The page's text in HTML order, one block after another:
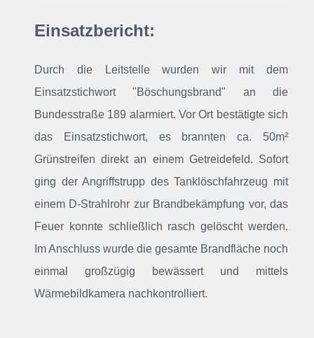
Einsatzbericht:
Durch die Leitstelle wurden wir mit dem
Einsatzstichwort "Böschungsbrand" an die
Bundesstraße 189 alarmiert. Vor Ort bestätigte sich
das Einsatzstichwort, es brannten ca. 50m²
Grünstreifen direkt an einem Getreidefeld. Sofort
ging der Angriffstrupp des Tanklöschfahrzeug mit
einem D-Strahlrohr zur Brandbekämpfung vor, das
Feuer konnte schließlich rasch gelöscht werden.
Im Anschluss wurde die gesamte Brandfläche noch
einmal großzügig bewässert und mittels
Wärmebildkamera nachkontrolliert.